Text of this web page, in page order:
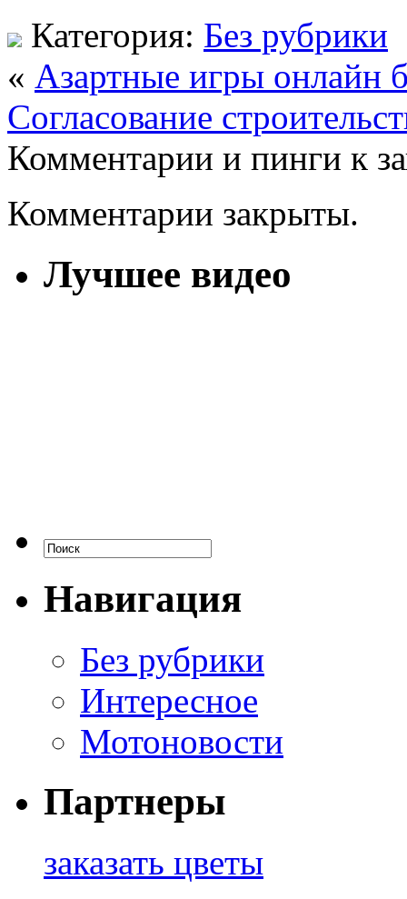
Категория: Без рубрики
« Азартные игры онлайн
Cогласование
Комментарии и пинги к
Комментарии закрыты.
Лучшее видео
Навигация
Без рубрики
Интересное
Мотоновости
Партнеры
заказать цветы